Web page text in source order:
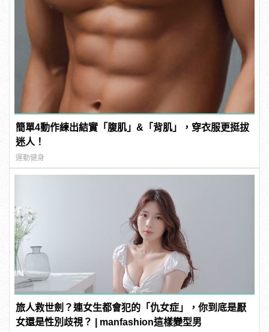
簡單4動作練出結實「腹肌」&「背肌」，穿衣服更挺拔
迷人！
運動健身
旅人救世劍？連女生都會犯的「仇女症」，你到底是厭
女還是性別歧視？ | manfashion這樣變型男